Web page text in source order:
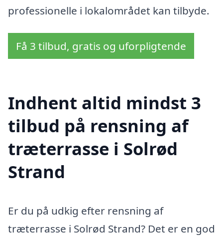
professionelle i lokalområdet kan tilbyde.
Få 3 tilbud, gratis og uforpligtende
Indhent altid mindst 3
tilbud på rensning af
træterrasse i Solrød
Strand
Er du på udkig efter rensning af
træterrasse i Solrød Strand? Det er en god